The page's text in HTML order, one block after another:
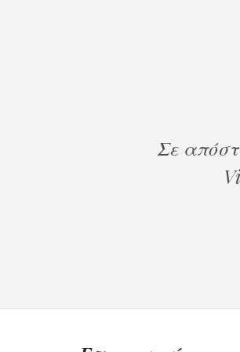
Σε
V